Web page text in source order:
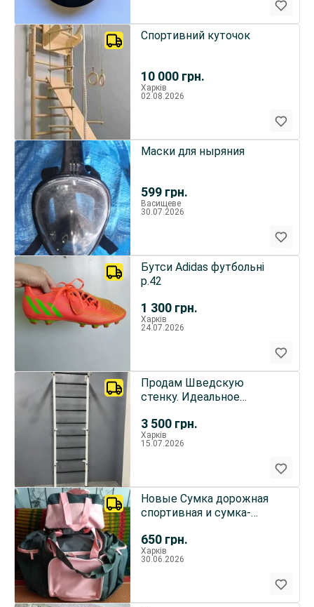
10 000 грн.
Спортивний куточок
Харків
02.08.2026
599 грн.
Маски для ныряния
Васищеве
30.07.2026
1 300 грн.
Бутси Adidas футбольні
р.42
Харків
24.07.2026
3 500 грн.
Продам Шведскую
стенку. Идеальное
Харьков .ХТЗ. Самовывоз
Харків
15.07.2026
650 грн.
Новые Сумка дорожная
спортивная и сумка-
красивые, удобные, Yves
Rocher
Харків
30.06.2026